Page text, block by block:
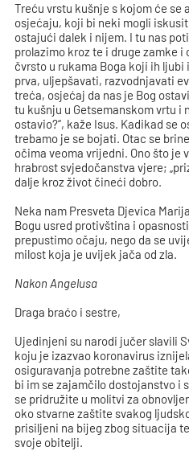
Treću vrstu kušnje s kojom će se
osjećaju, koji bi neki mogli
ostajući dalek i nijem. I tu nas
prolazimo kroz te i druge zamke
čvrsto u rukama Boga koji ih ljubi
prva, uljepšavati, razvodnjavati
treća, osjećaj da nas je Bog
tu kušnju u Getsemanskom vrtu i
ostavio?“, kaže Isus. Kadikad se
trebamo je se bojati. Otac se
očima veoma vrijedni. Ono što je
hrabrost svjedočanstva vjere;
dalje kroz život čineći dobro.
Neka nam Presveta Djevica
Bogu usred protivština i
prepustimo očaju, nego da se
milost koja je uvijek jača od zla.
Nakon Angelusa
Draga braćo i sestre,
Ujedinjeni su narodi jučer slavili
koju je izazvao koronavirus
osiguravanja potrebne zaštite
bi im se zajamčilo dostojanstvo i
se pridružite u molitvi za
oko stvarne zaštite svakog
prisiljeni na bijeg zbog situacija
svoje obitelji.